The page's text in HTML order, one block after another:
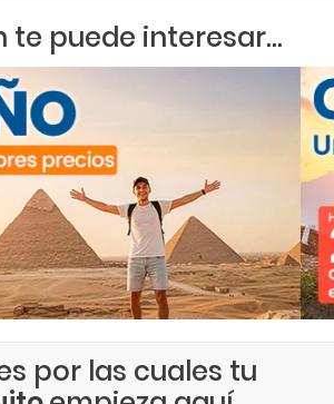
te puede interesar...
por las cuales tu